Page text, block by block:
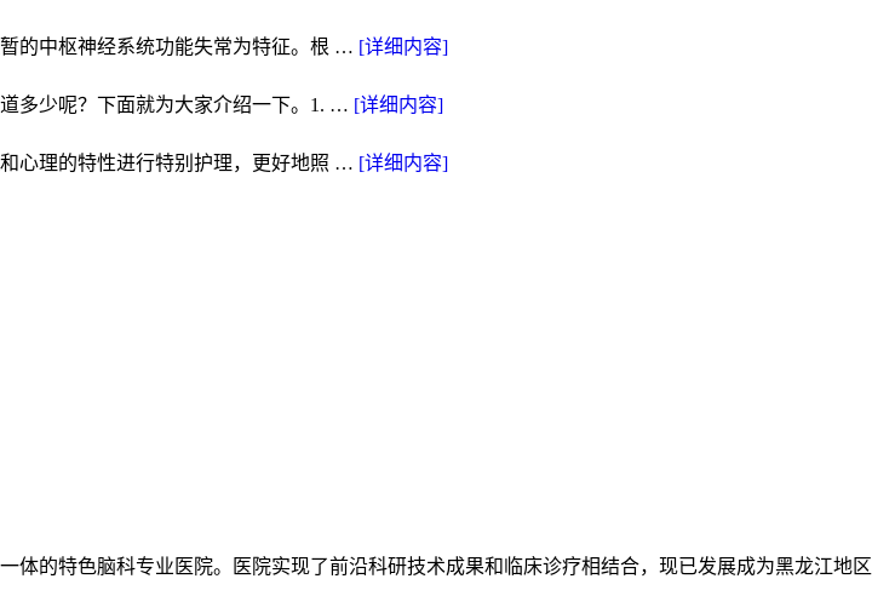
的中枢神经系统功能失常为特征。根 … [详细内容]
多少呢？下面就为大家介绍一下。1. … [详细内容]
心理的特性进行特别护理，更好地照 … [详细内容]
的特色脑科专业医院。医院实现了前沿科研技术成果和临床诊疗相结合，现已发展成为黑龙江地区